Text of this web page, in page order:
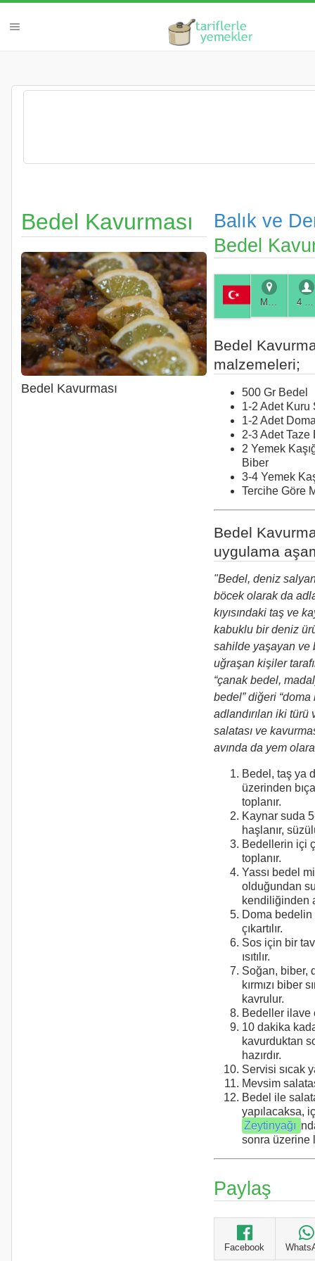
Bedel Kavurması
Bedel Kavurması
Balık ve
Bedel
Bedel
malzemeleri;
500 Gr Bedel
1-2 Adet Kuru
1-2 Adet
2-3 Adet Taze
2 Yemek
Biber
3-4 Yemek
Tercihe Göre
Bedel
uygulama
"Bedel, deniz
böcek olarak da
kıyısındaki taş ve
kabuklu bir deniz
sahilde yaşayan ve
uğraşan kişiler
“çanak bedel,
bedel” diğeri “doma
adlandırılan iki türü
salatası ve
avında da yem
Bedel, taş ya
üzerinden
toplanır.
Kaynar suda
haşlanır,
Bedellerin içi
toplanır.
Yassı bedel
olduğundan
kendiliğinden
Doma
çıkartılır.
Sos için bir
ısıtılır.
Soğan, biber,
kırmızı biber
kavrulur.
Bedeller ilave
10 dakika
kavurduktan
hazırdır.
Servisi sıcak
Mevsim
Bedel ile
yapılacaksa,
Zeytinyağı
sonra üzerine
Paylaş
Facebook